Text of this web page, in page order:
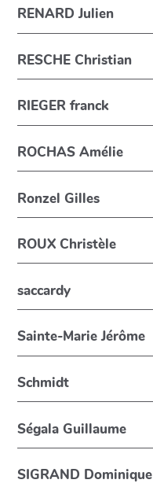
RENARD Julien
RESCHE Christian
RIEGER franck
ROCHAS Amélie
Ronzel Gilles
ROUX Christèle
saccardy
Sainte-Marie Jérôme
Schmidt
Ségala Guillaume
SIGRAND Dominique